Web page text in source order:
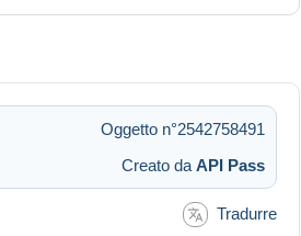
Oggetto n°2542758491
Creato da API Pass
Tradurre